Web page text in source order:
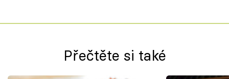
Přečtěte si také